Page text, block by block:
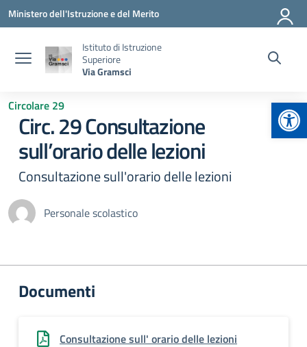
Vai ai contenuti
Vai al menu di navigazione
Vai al footer
Ministero dell'Istruzione e del Merito
Istituto di Istruzione
Superiore
Via Gramsci
Circolare 29
Circ. 29 Consultazione
sull’orario delle lezioni
Consultazione sull'orario delle lezioni
Personale scolastico
Documenti
Consultazione sull' orario delle lezioni